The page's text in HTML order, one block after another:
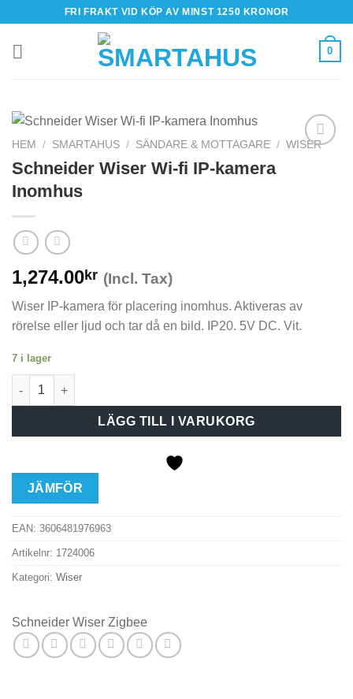
content
FRI FRAKT VID KÖP AV MINST 1250 KRONOR
0
HEM / SMARTAHUS / SÄNDARE & MOTTAGARE / WISER
Schneider Wiser Wi-fi IP-kamera
Inomhus
1,274.00kr (Incl. Tax)
Wiser IP-kamera för placering inomhus. Aktiveras av
rörelse eller ljud och tar då en bild. IP20. 5V DC. Vit.
7 i lager
Schneider Wiser Wi-fi IP-kamera Inomhus mängd
LÄGG TILL I VARUKORG
JÄMFÖR
EAN: 3606481976963
Artikelnr: 1724006
Kategori: Wiser
Schneider Wiser Zigbee